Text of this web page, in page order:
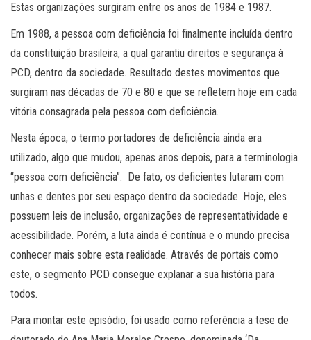
Estas organizações surgiram entre os anos de 1984 e 1987.
Em 1988, a pessoa com deficiência foi finalmente incluída dentro
da constituição brasileira, a qual garantiu direitos e segurança à
PCD, dentro da sociedade. Resultado destes movimentos que
surgiram nas décadas de 70 e 80 e que se refletem hoje em cada
vitória consagrada pela pessoa com deficiência.
Nesta época, o termo portadores de deficiência ainda era
utilizado, algo que mudou, apenas anos depois, para a terminologia
“pessoa com deficiência”. De fato, os deficientes lutaram com
unhas e dentes por seu espaço dentro da sociedade. Hoje, eles
possuem leis de inclusão, organizações de representatividade e
acessibilidade. Porém, a luta ainda é contínua e o mundo precisa
conhecer mais sobre esta realidade. Através de portais como
este, o segmento PCD consegue explanar a sua história para
todos.
Para montar este episódio, foi usado como referência a tese de